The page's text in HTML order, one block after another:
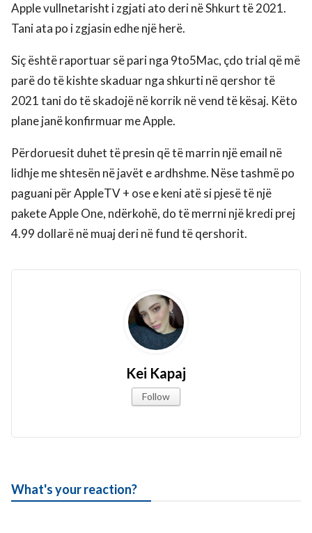
Apple vullnetarisht i zgjati ato deri në Shkurt të 2021.
Tani ata po i zgjasin edhe një herë.
Siç është raportuar së pari nga 9to5Mac, çdo trial që më
parë do të kishte skaduar nga shkurti në qershor të
2021 tani do të skadojë në korrik në vend të kësaj. Këto
plane janë konfirmuar me Apple.
Përdoruesit duhet të presin që të marrin një email në
lidhje me shtesën në javët e ardhshme. Nëse tashmë po
paguani për AppleTV + ose e keni atë si pjesë të një
pakete Apple One, ndërkohë, do të merrni një kredi prej
4.99 dollarë në muaj deri në fund të qershorit.
Kei Kapaj
Follow
What's your reaction?